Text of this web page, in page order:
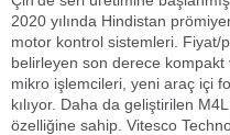
2020 yılında Hindistan
motor kontrol sistemleri. Fiyat/
belirleyen son derece kompakt
mikro işlemcileri, yeni araç içi
kılıyor. Daha da geliştirilen
özelliğine sahip. Vitesco